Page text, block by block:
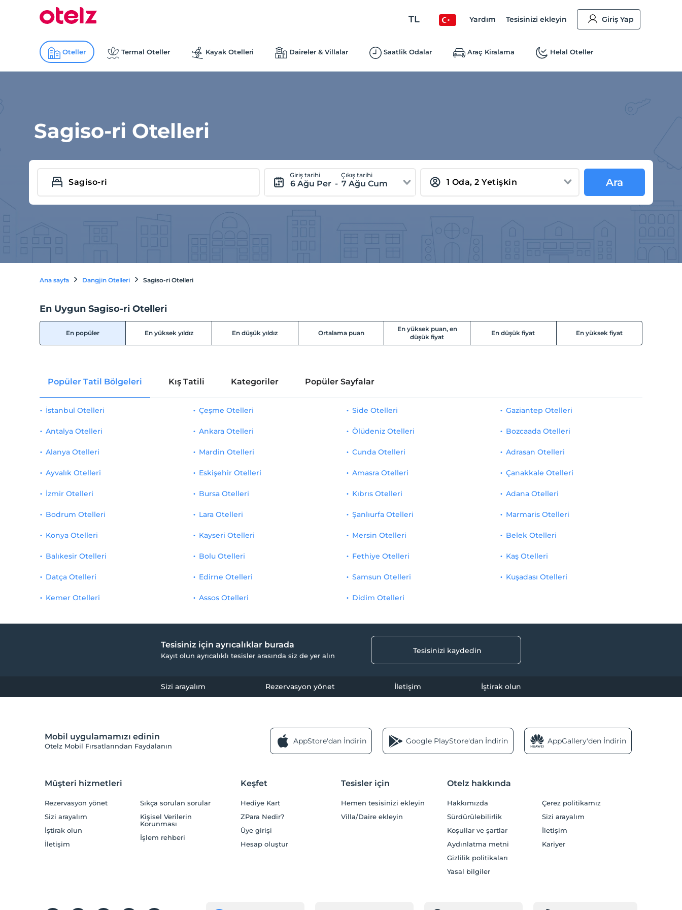
TL Yardım Tesisinizi ekleyin Giriş Yap
Oteller Termal Oteller Kayak Otelleri Daireler & Villalar Saatlik Odalar Araç Kiralama Helal Oteller
Sagiso-ri Otelleri
Giriş tarihi
6 Ağu Per -
Çıkış tarihi
7 Ağu Cum Ara
Ana sayfa Dangjin Otelleri Sagiso-ri Otelleri
En Uygun Sagiso-ri Otelleri
En popüler En yüksek yıldız En düşük yıldız Ortalama puan
En yüksek puan, en
düşük fiyat
En düşük fiyat En yüksek fiyat
Popüler Tatil Bölgeleri Kış Tatili Kategoriler Popüler Sayfalar
İstanbul Otelleri
Antalya Otelleri
Alanya Otelleri
Ayvalık Otelleri
İzmir Otelleri
Çeşme Otelleri
Ankara Otelleri
Mardin Otelleri
Eskişehir Otelleri
Bursa Otelleri
Side Otelleri
Ölüdeniz Otelleri
Cunda Otelleri
Amasra Otelleri
Kıbrıs Otelleri
Gaziantep Otelleri
Bozcaada Otelleri
Adrasan Otelleri
Çanakkale Otelleri
Adana Otelleri
Bodrum Otelleri
Konya Otelleri
Balıkesir Otelleri
Datça Otelleri
Kemer Otelleri
Lara Otelleri
Kayseri Otelleri
Bolu Otelleri
Edirne Otelleri
Assos Otelleri
Şanlıurfa Otelleri
Mersin Otelleri
Fethiye Otelleri
Samsun Otelleri
Didim Otelleri
Marmaris Otelleri
Belek Otelleri
Kaş Otelleri
Kuşadası Otelleri
Tesisiniz için ayrıcalıklar burada
Kayıt olun ayrıcalıklı tesisler arasında siz de yer alın
Tesisinizi kaydedin
Sizi arayalım Rezervasyon yönet İletişim İştirak olun
Mobil uygulamamızı edinin
Otelz Mobil Fırsatlarından Faydalanın
AppStore'dan İndirin Google PlayStore'dan İndirin AppGallery'den İndirin
Müşteri hizmetleri
Rezervasyon yönet
Sizi arayalım
İştirak olun
İletişim
Sıkça sorulan sorular
Kişisel Verilerin
Korunması
İşlem rehberi
Keşfet
Hediye Kart
ZPara Nedir?
Üye girişi
Hesap oluştur
Tesisler için
Hemen tesisinizi ekleyin
Villa/Daire ekleyin
Otelz hakkında
Hakkımızda
Sürdürülebilirlik
Koşullar ve şartlar
Aydınlatma metni
Gizlilik politikaları
Yasal bilgiler
Çerez politikamız
Sizi arayalım
İletişim
Kariyer